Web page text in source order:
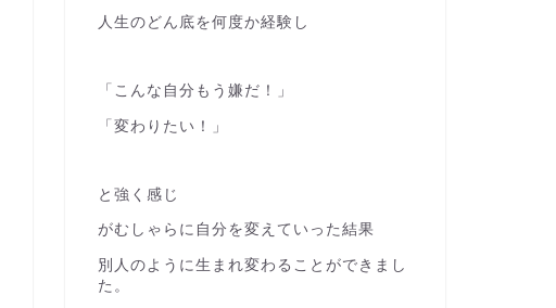
人生のどん底を何度か経験し
「こんな自分もう嫌だ！」
「変わりたい！」
と強く感じ
がむしゃらに自分を変えていった結果
別人のように生まれ変わることができまし
た。